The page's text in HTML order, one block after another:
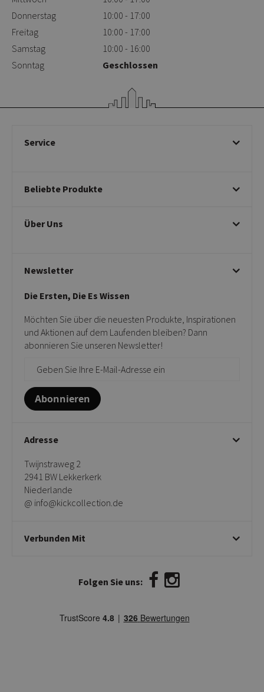
Donnerstag
10:00 - 17:00
Freitag
10:00 - 17:00
Samstag
10:00 - 16:00
Sonntag
Geschlossen
Service
Bezahlen & Stornieren
Umtausch & Retouren
Datenschutzrichtlinie
Geschäftsbedingungen
Beliebte Produkte
Drehbare Stühle
Taupefarbene Esszimmerstühle
Barhocker
Beistelltische
Über Uns
Kontakt
Verkaufsstellen
Projekte
Geschenkkarten
Newsletter
Die Ersten, Die Es Wissen
Möchten Sie über die neuesten Produkte, Inspirationen
und Aktionen auf dem Laufenden bleiben? Dann
abonnieren Sie unseren Newsletter!
Abonnieren
Adresse
Twijnstraweg 2
2941 BW Lekkerkerk
Niederlande
@ info@kickcollection.de
Verbunden Mit
Folgen Sie uns: